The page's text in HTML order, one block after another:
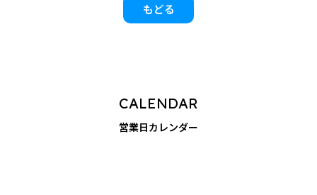
もどる
CALENDAR
営業日カレンダー